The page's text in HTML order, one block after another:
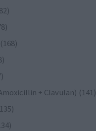
+ Clavulan) (141)